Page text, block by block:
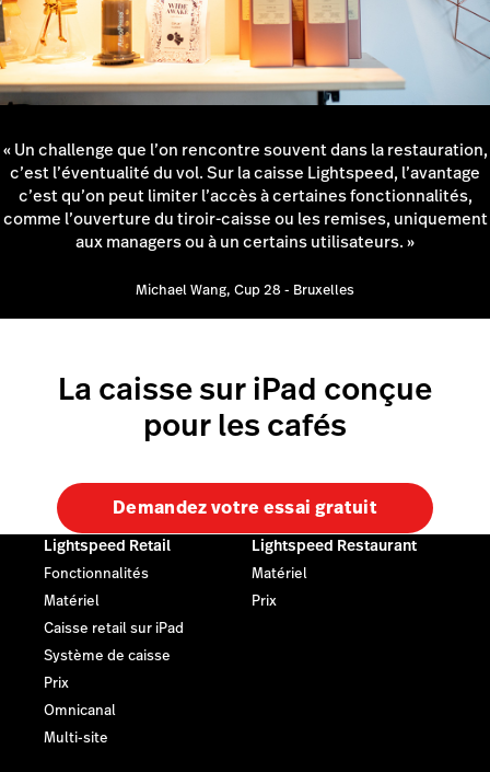
« Un challenge que l’on rencontre souvent dans la restauration,
c’est l’éventualité du vol. Sur la caisse Lightspeed, l’avantage
c’est qu’on peut limiter l’accès à certaines fonctionnalités,
comme l’ouverture du tiroir-caisse ou les remises, uniquement
aux managers ou à un certains utilisateurs. »
Michael Wang, Cup 28 - Bruxelles
La caisse sur iPad conçue
pour les cafés
Demandez votre essai gratuit
Lightspeed Retail
Fonctionnalités
Matériel
Caisse retail sur iPad
Système de caisse
Prix
Omnicanal
Multi-site
Lightspeed Restaurant
Matériel
Prix